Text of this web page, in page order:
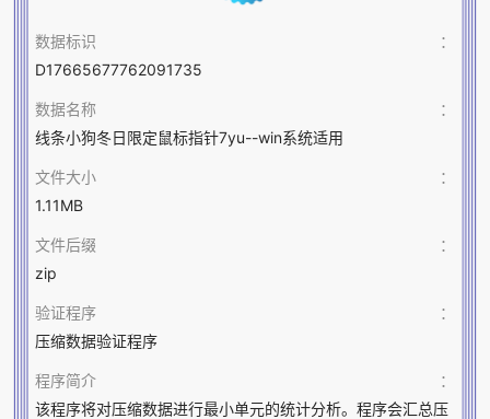
数据标识
：
D17665677762091735
数据名称
：
线条小狗冬日限定鼠标指针7yu--win系统适用
文件大小
：
1.11MB
文件后缀
：
zip
验证程序
：
压缩数据验证程序
程序简介
：
该程序将对压缩数据进行最小单元的统计分析。程序会汇总压